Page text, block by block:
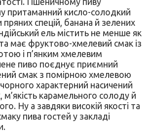
притаманний кисло-солодкий
спецій, банана й зелених
ель містить не менше як
має фруктово-хмелевий смак із
і п’янким хмелевим
пиво поєднує приємний
смак з помірною хмелевою
характерний насичений
карамельного солоду й
Ну а завдяки високій якості та
пива гостей у закладі